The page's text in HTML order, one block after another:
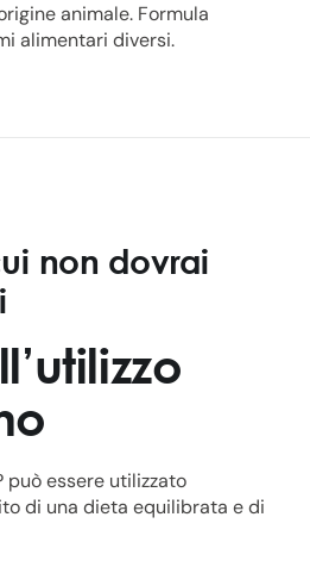
animale. Formula
alimentari diversi.
non dovrai
può essere utilizzato
di una dieta equilibrata e di